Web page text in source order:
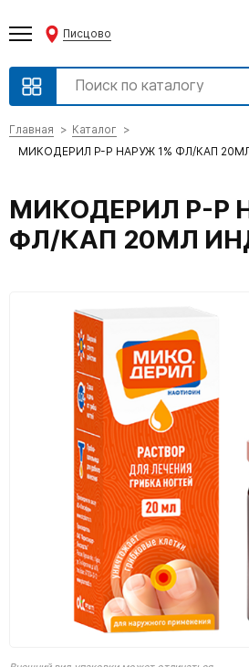
Писцово
Главная
Каталог
МИКОДЕРИЛ Р-Р НАРУЖ 1% ФЛ/КАП
МИКОДЕРИЛ Р-Р
ФЛ/КАП 20МЛ